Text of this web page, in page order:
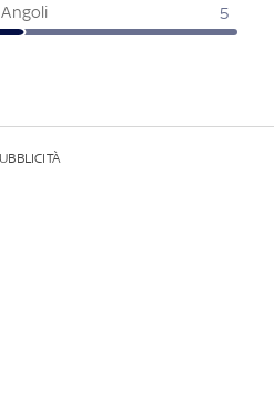
Angoli 5